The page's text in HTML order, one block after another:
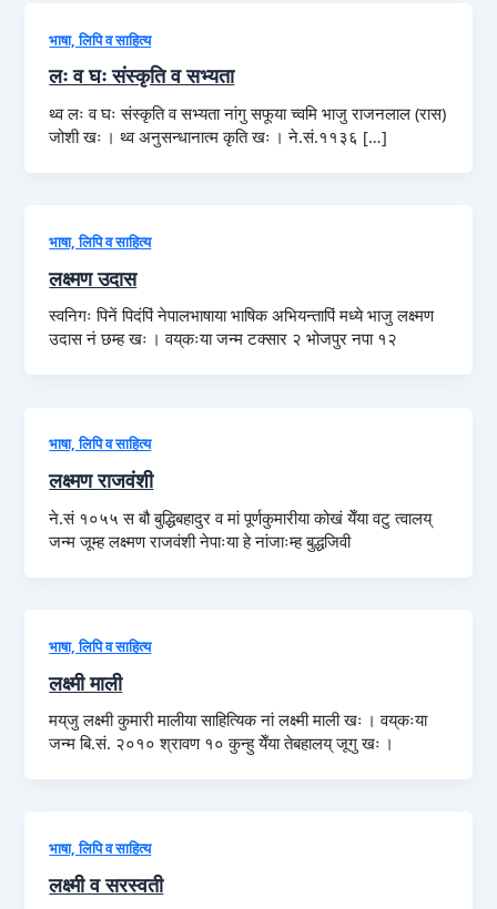
भाषा, लिपि व साहित्य
लः व घः संस्कृति व सभ्यता
थ्व लः व घः संस्कृति व सभ्यता नांगु सफूया च्वमि भाजु राजनलाल (रास)
जोशी खः । थ्व अनुसन्धानात्म कृति खः । ने.सं.११३६ […]
भाषा, लिपि व साहित्य
लक्ष्मण उदास
स्वनिगः पिनें पिदंपिं नेपालभाषाया भाषिक अभियन्तापिं मध्ये भाजु लक्ष्मण
उदास नं छम्ह खः । वय्‌कःया जन्म टक्सार २ भोजपुर नपा १२
भाषा, लिपि व साहित्य
लक्ष्मण राजवंशी
ने.सं १०५५ स बौ बुद्धिबहादुर व मां पूर्णकुमारीया कोखं येँया वटु त्वालय्
जन्म जूम्ह लक्ष्मण राजवंशी नेपाःया हे नांजाःम्ह बुद्धजिवी
भाषा, लिपि व साहित्य
लक्ष्मी माली
मय्‌जु लक्ष्मी कुमारी मालीया साहित्यिक नां लक्ष्मी माली खः । वय्‌कःया
जन्म बि.सं. २०१० श्रावण १० कुन्हु येँया तेबहालय् जूगु खः ।
भाषा, लिपि व साहित्य
लक्ष्मी व सरस्वती